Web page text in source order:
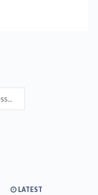
LATEST